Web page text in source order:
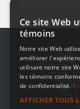
Ce site Web
témoins
Notre site Web
améliorer
utilisant notre site
les témoins
de confidentialité.
AFFICHER TOUS